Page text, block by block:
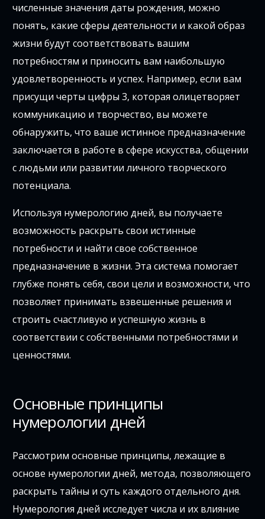
численные значения даты рождения, можно
понять, какие сферы деятельности и какой образ
жизни будут соответствовать вашим
потребностям и приносить вам наибольшую
удовлетворенность и успех. Например, если вам
присущи черты цифры 3, которая олицетворяет
коммуникацию и творчество, вы можете
обнаружить, что ваше истинное предназначение
заключается в работе в сфере искусства, общении
с людьми или развитии личного творческого
потенциала.
Используя нумерологию дней, вы получаете
возможность раскрыть свои истинные
потребности и найти свое собственное
предназначение в жизни. Эта система помогает
глубже понять себя, свои цели и возможности, что
позволяет принимать взвешенные решения и
строить счастливую и успешную жизнь в
соответствии с собственными потребностями и
ценностями.
Основные принципы
нумерологии дней
Рассмотрим основные принципы, лежащие в
основе нумерологии дней, метода, позволяющего
раскрыть тайны и суть каждого отдельного дня.
Нумерология дней исследует числа и их влияние